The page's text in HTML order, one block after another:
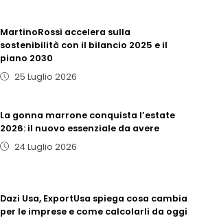
MartinoRossi accelera sulla
sostenibilità con il bilancio 2025 e il
piano 2030
25 Luglio 2026
La gonna marrone conquista l’estate
2026: il nuovo essenziale da avere
24 Luglio 2026
Dazi Usa, ExportUsa spiega cosa cambia
per le imprese e come calcolarli da oggi